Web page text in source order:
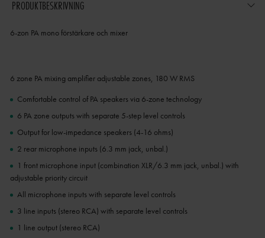
PRODUKTBESKRIVNING
6-zon PA mono förstärkare och mixer
6 zone PA mixing amplifier adjustable zones, 180 W RMS
Comfortable control of PA speakers via 6-zone technology
6 PA zone outputs with separate 5-step level controls
Output for low-impedance speakers (4-16 ohms)
2 rear microphone inputs (6.3 mm jack, unbal.)
1 front microphone input (combination XLR/6.3 mm jack, unbal.) with
adjustable priority circuit
All microphone inputs with separate level controls
3 line inputs (stereo RCA) with separate level controls
1 line output (stereo RCA)